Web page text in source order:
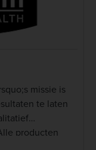
missie is
te laten
producten